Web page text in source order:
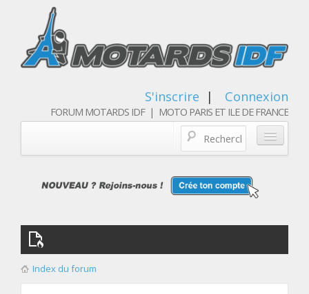
S'inscrire | Connexion
FORUM MOTARDS IDF | MOTO PARIS ET ILE DE FRANCE
Qui sommes nous
Les membres
Index du forum